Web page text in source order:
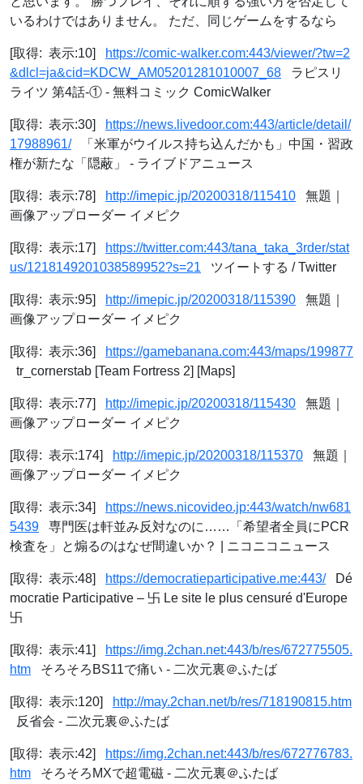
いるわけではありません。 ただ、同じゲームをするなら
[取得: 表示:10]
https://comic-walker.com:443/viewer/?tw=2
&dlcl=ja&cid=KDCW_AM05201281010007_68 ラピスリ
ライツ 第4話-① - 無料コミック ComicWalker
[取得: 表示:30]
https://news.livedoor.com:443/article/detail/
17988961/「米軍がウイルス持ち込んだかも」中国・習政
権が新たな「隠蔽」 - ライブドアニュース
[取得: 表示:78] http://imepic.jp/20200318/115410 無題｜
画像アップローダー イメピク
[取得: 表示:17]
https://twitter.com:443/tana_taka_3rder/stat
us/1218149201038589952?s=21 ツイートする / Twitter
[取得: 表示:95] http://imepic.jp/20200318/115390 無題｜
画像アップローダー イメピク
[取得: 表示:36]
https://gamebanana.com:443/maps/199877
tr_cornerstab [Team Fortress 2] [Maps]
[取得: 表示:77] http://imepic.jp/20200318/115430 無題｜
画像アップローダー イメピク
[取得: 表示:174] http://imepic.jp/20200318/115370 無題｜
画像アップローダー イメピク
[取得: 表示:34]
https://news.nicovideo.jp:443/watch/nw681
5439 専門医は軒並み反対なのに……「希望者全員にPCR
検査を」と煽るのはなぜ間違いか？ | ニコニコニュース
[取得: 表示:48] https://democratieparticipative.me:443/Dé
mocratie Participative – 卐 Le site le plus censuré d'Europe
卐
[取得: 表示:41]
https://img.2chan.net:443/b/res/672775505.
htm そろそろBS11で痛い - 二次元裏＠ふたば
[取得: 表示:120]
http://may.2chan.net/b/res/718190815.htm
反省会 - 二次元裏＠ふたば
[取得: 表示:42]
https://img.2chan.net:443/b/res/672776783.
htm そろそろMXで超電磁 - 二次元裏＠ふたば